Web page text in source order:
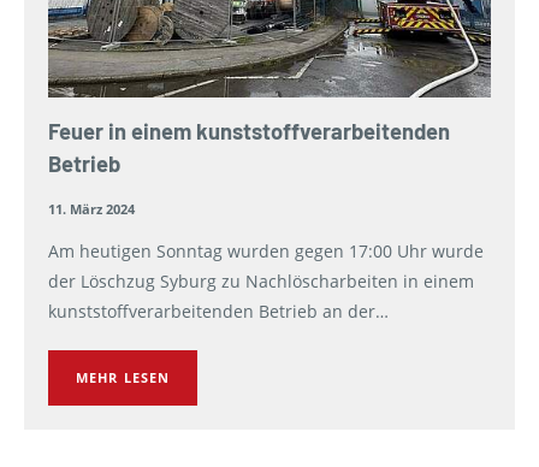
Feuer in einem kunst­stoff­ver­arbeitenden
Betrieb
11. März 2024
Am heutigen Sonntag wurden gegen 17:00 Uhr wurde
der Löschzug Syburg zu Nachlöscharbeiten in einem
kunststoffverarbeitenden Betrieb an der…
MEHR LESEN